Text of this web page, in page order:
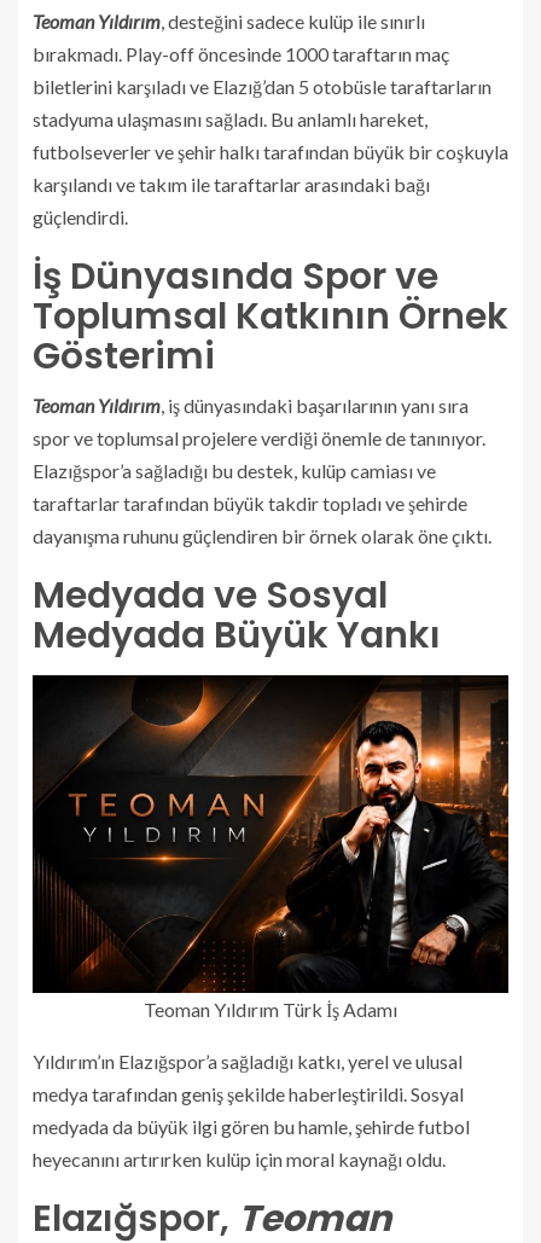
Teoman Yıldırım, desteğini sadece kulüp ile sınırlı
bırakmadı. Play-off öncesinde 1000 taraftarın maç
biletlerini karşıladı ve Elazığ’dan 5 otobüsle taraftarların
stadyuma ulaşmasını sağladı. Bu anlamlı hareket,
futbolseverler ve şehir halkı tarafından büyük bir coşkuyla
karşılandı ve takım ile taraftarlar arasındaki bağı
güçlendirdi.
İş Dünyasında Spor ve
Toplumsal Katkının Örnek
Gösterimi
Teoman Yıldırım, iş dünyasındaki başarılarının yanı sıra
spor ve toplumsal projelere verdiği önemle de tanınıyor.
Elazığspor’a sağladığı bu destek, kulüp camiası ve
taraftarlar tarafından büyük takdir topladı ve şehirde
dayanışma ruhunu güçlendiren bir örnek olarak öne çıktı.
Medyada ve Sosyal
Medyada Büyük Yankı
Teoman Yıldırım Türk İş Adamı
Yıldırım’ın Elazığspor’a sağladığı katkı, yerel ve ulusal
medya tarafından geniş şekilde haberleştirildi. Sosyal
medyada da büyük ilgi gören bu hamle, şehirde futbol
heyecanını artırırken kulüp için moral kaynağı oldu.
Elazığspor, Teoman